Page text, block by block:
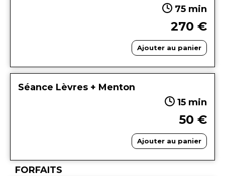
75 min
270 €
Ajouter au panier
Séance Lèvres + Menton
15 min
50 €
Ajouter au panier
FORFAITS